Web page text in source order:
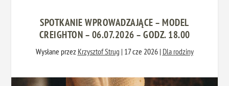
SPOTKANIE WPROWADZAJĄCE – MODEL
CREIGHTON – 06.07.2026 – GODZ. 18.00
Wysłane przez Krzysztof Strug | 17 cze 2026| Dla rodziny